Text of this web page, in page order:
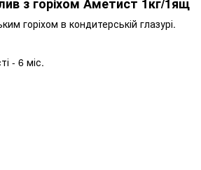
горіхом в кондитерській глазурі.
- 6 міс.